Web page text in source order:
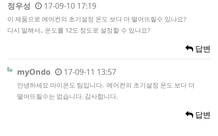
정우성 17-09-10 17:19
이 제품으로 에어컨의 초기설정 온도 보다 더 떨어뜨릴수 있나요?
다시 말해서.. 온도를 12도 정도로 설정할 수 있나요?
답변
myOndo 17-09-11 13:57
안녕하세요 마이온도 팀입니다. 에어컨의 초기설정 온도 보다 더
떨어뜨릴수는 없습니다. 감사합니다.
답변